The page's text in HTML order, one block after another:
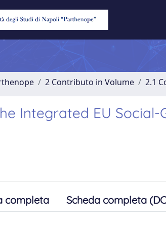
2 Contributo in Volume 2.1
Integrated EU
completa Scheda completa